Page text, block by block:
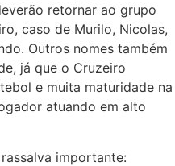
retornar ao grupo
caso de Murilo, Nicolas,
Outros nomes também
já que o Cruzeiro
e muita maturidade na
atuando em alto
importante: